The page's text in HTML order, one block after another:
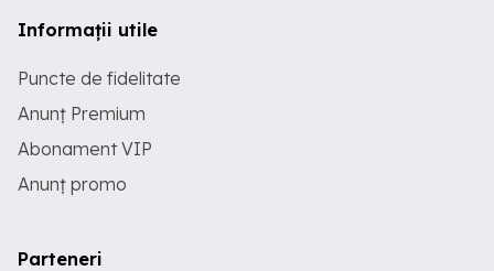
Informații utile
Puncte de fidelitate
Anunț Premium
Abonament VIP
Anunț promo
Parteneri